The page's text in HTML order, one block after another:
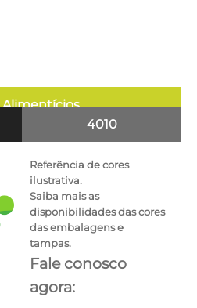
Alimentícios
4010
Referência de cores
ilustrativa.
Saiba mais as
disponibilidades das cores
das embalagens e
tampas.
Fale conosco
agora: